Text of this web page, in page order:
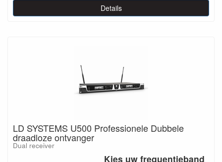
Details
LD SYSTEMS U500 Professionele Dubbele
draadloze ontvanger
Dual receiver
Kies uw frequentieband